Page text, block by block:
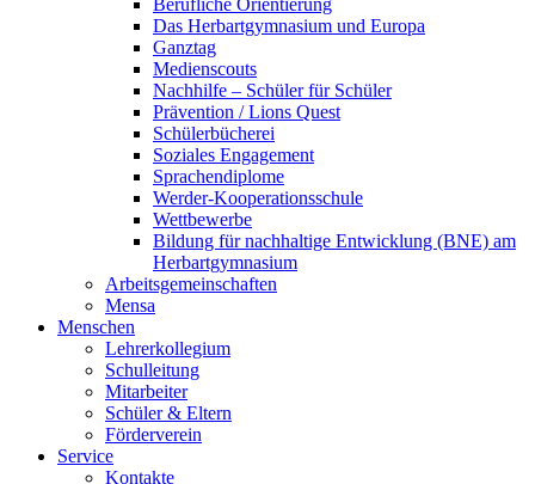
Berufliche Orientierung
Das Herbartgymnasium und Europa
Ganztag
Medienscouts
Nachhilfe – Schüler für Schüler
Prävention / Lions Quest
Schülerbücherei
Soziales Engagement
Sprachendiplome
Werder-Kooperationsschule
Wettbewerbe
Bildung für nachhaltige Entwicklung (BNE) am
Herbartgymnasium
Arbeitsgemeinschaften
Mensa
Menschen
Lehrerkollegium
Schulleitung
Mitarbeiter
Schüler & Eltern
Förderverein
Service
Kontakte